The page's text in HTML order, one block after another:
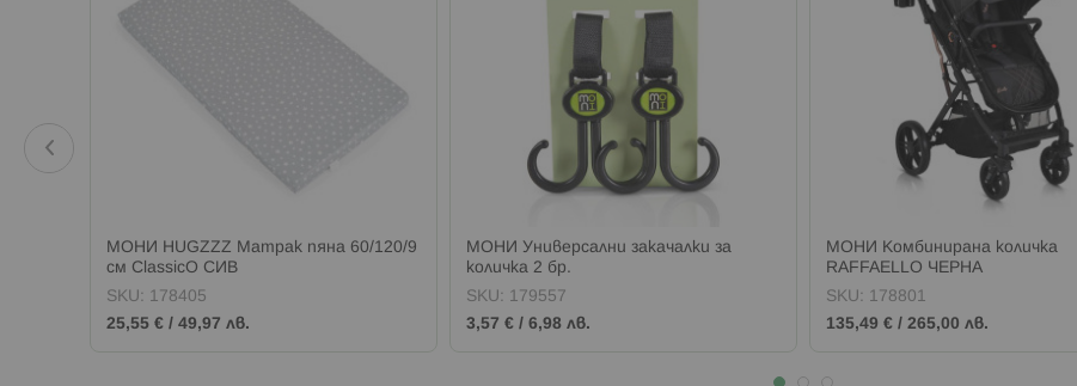
МОНИ HUGZZZ Матрак пяна 60/120/9
см ClassicO СИВ
SKU: 178405
25,55 € / 49,97 лв.
МОНИ Универсални закачалки за
количка 2 бр.
SKU: 179557
3,57 € / 6,98 лв.
МОНИ Комбинирана количка
RAFFAELLO ЧЕРНА
SKU: 178801
135,49 € / 265,00 лв.